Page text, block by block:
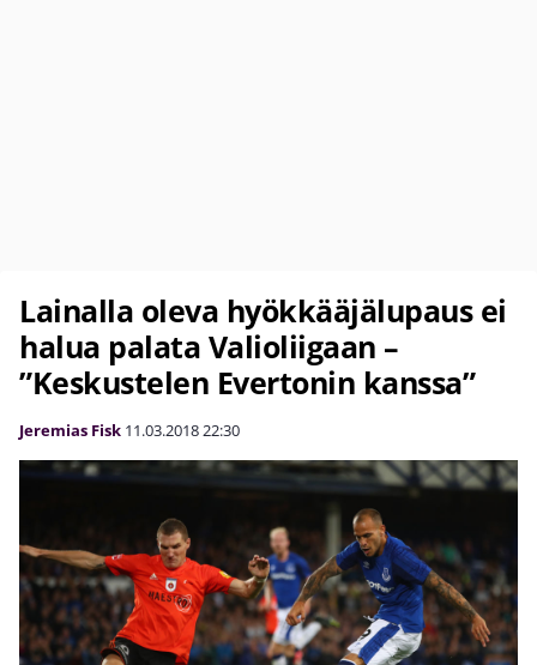
Lainalla oleva hyökkääjälupaus ei
halua palata Valioliigaan –
”Keskustelen Evertonin kanssa”
Jeremias Fisk 11.03.201822:30